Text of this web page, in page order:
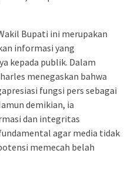
Bupati ini merupakan
informasi yang
kepada publik. Dalam
menegaskan bahwa
fungsi pers sebagai
demikian, ia
dan integritas
agar media tidak
memecah belah